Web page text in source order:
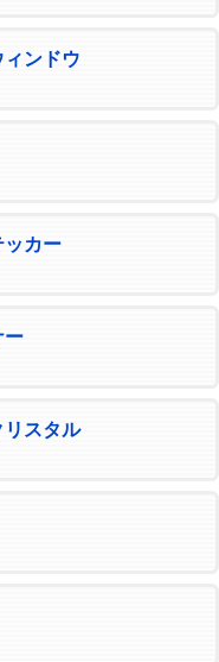
ンドウ
ッカー
ー
リスタル